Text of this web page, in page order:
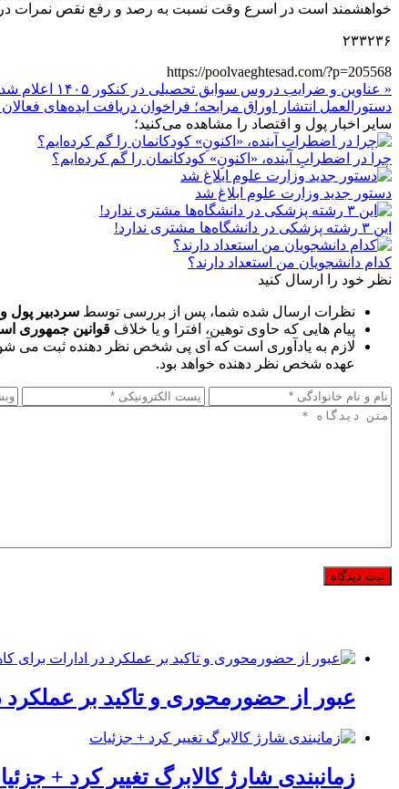
خواهشمند است در اسرع وقت نسبت به رصد و رفع نقص نمرات در
۲۳۳۲۳۶
https://poolvaeghtesad.com/?p=205568
« عناوین و ضرایب دروس سوابق تحصیلی در کنکور ۱۴۰۵ اعلام شد/ جزئیات
دستورالعمل انتشار اوراق مرابحه؛ فراخوان دریافت ایده‌های
سایر اخبار پول و اقتصاد را مشاهده می‌کنید؛
چرا در اضطرابِ آینده، «اکنونِ» کودکانمان را گم کرده‌ایم؟
دستور جدید وزارت علوم ابلاغ شد
این ۳ رشته پزشکی در دانشگاه‌ها مشتری ندارد!
کدام دانشجویان من استعداد دارند؟
نظر خود را ارسال کنید
نظرات ارسال شده شما، پس از بررسی توسط سردبیر پول
پیام هایی که حاوی توهین، افترا و یا خلاف قوانین جمهوری
لازم به یادآوری است که آی پی شخص نظر دهنده ثبت می
عهده شخص نظر دهنده خواهد بود.
عبور از حضورمحوری و تاکید بر
زمانبندی شارژ کالابرگ تغییر کرد +